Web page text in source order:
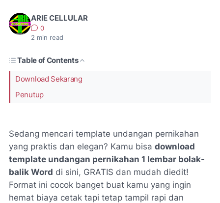
ARIE CELLULAR
0
2 min read
Table of Contents
Download Sekarang
Penutup
Sedang mencari template undangan pernikahan
yang praktis dan elegan? Kamu bisa download
template undangan pernikahan 1 lembar bolak-
balik Word di sini, GRATIS dan mudah diedit!
Format ini cocok banget buat kamu yang ingin
hemat biaya cetak tapi tetap tampil rapi dan